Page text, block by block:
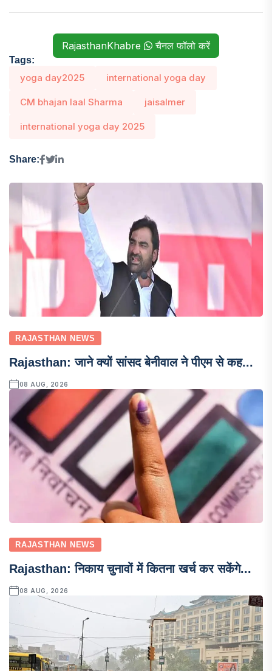
RajasthanKhabre चैनल फॉलो करें
Tags:
yoga day2025 international yoga day
CM bhajan laal Sharma jaisalmer
international yoga day 2025
Share:
RAJASTHAN NEWS
Rajasthan: जाने क्यों सांसद बेनीवाल ने पीएम से कह...
08 AUG, 2026
RAJASTHAN NEWS
Rajasthan: निकाय चुनावों में कितना खर्च कर सकेंगे...
08 AUG, 2026